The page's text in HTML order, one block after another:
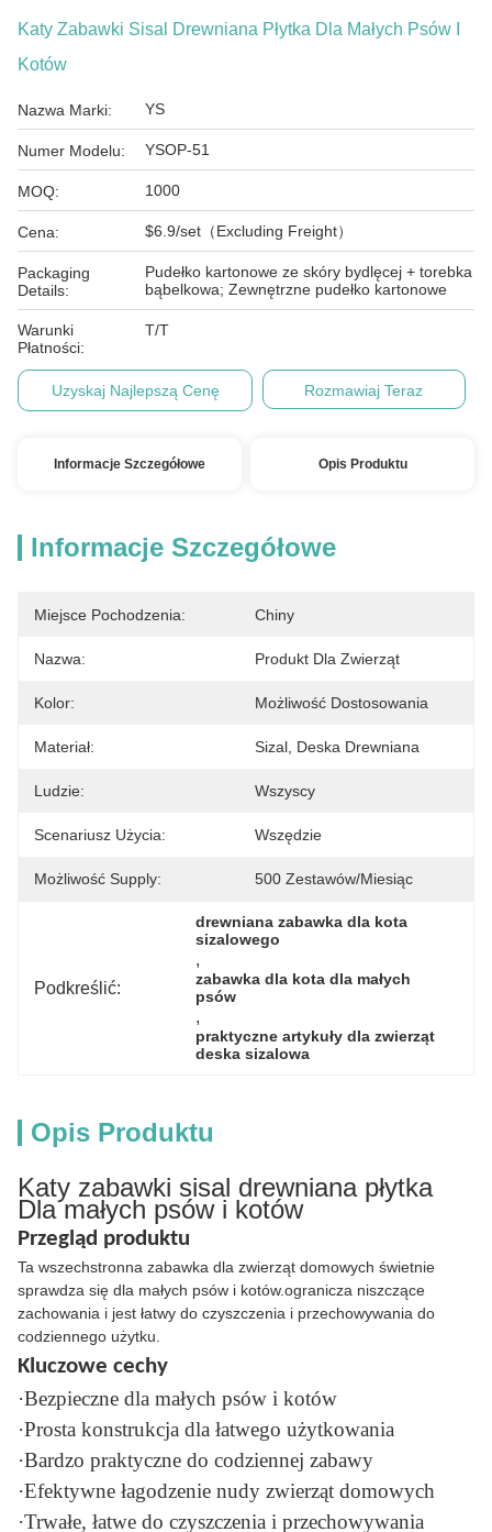
Katy Zabawki Sisal Drewniana Płytka Dla Małych Psów I
Kotów
Nazwa Marki: YS
Numer Modelu: YSOP-51
MOQ: 1000
Cena: $6.9/set（Excluding Freight）
Packaging
Details:
Pudełko kartonowe ze skóry bydlęcej + torebka
bąbelkowa; Zewnętrzne pudełko kartonowe
Warunki
Płatności:
T/T
Uzyskaj Najlepszą Cenę Rozmawiaj Teraz
Informacje Szczegółowe Opis Produktu
Informacje Szczegółowe
Miejsce Pochodzenia: Chiny
Nazwa: Produkt Dla Zwierząt
Kolor: Możliwość Dostosowania
Materiał: Sizal, Deska Drewniana
Ludzie: Wszyscy
Scenariusz Użycia: Wszędzie
Możliwość Supply: 500 Zestawów/miesiąc
Podkreślić:
drewniana zabawka dla kota
sizalowego
,
zabawka dla kota dla małych
psów
,
praktyczne artykuły dla zwierząt
deska sizalowa
Opis Produktu
Katy zabawki sisal drewniana płytka
Dla małych psów i kotów
Przegląd produktu
Ta wszechstronna zabawka dla zwierząt domowych świetnie
sprawdza się dla małych psów i kotów.ogranicza niszczące
zachowania i jest łatwy do czyszczenia i przechowywania do
codziennego użytku.
Kluczowe cechy
·Bezpieczne dla małych psów i kotów
·Prosta konstrukcja dla łatwego użytkowania
·Bardzo praktyczne do codziennej zabawy
·Efektywne łagodzenie nudy zwierząt domowych
·Trwałe, łatwe do czyszczenia i przechowywania